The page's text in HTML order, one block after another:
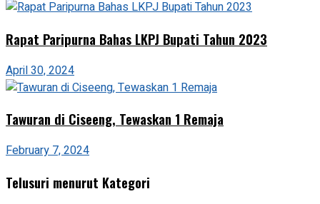
Rapat Paripurna Bahas LKPJ Bupati Tahun 2023
April 30, 2024
Tawuran di Ciseeng, Tewaskan 1 Remaja
February 7, 2024
Telusuri menurut Kategori